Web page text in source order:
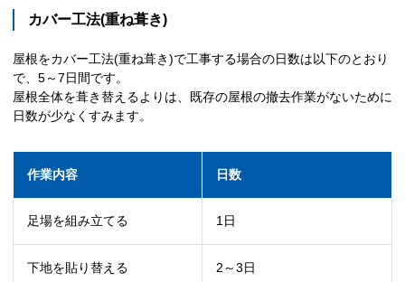
カバー工法(重ね葺き)
屋根をカバー工法(重ね葺き)で工事する場合の日数は以下のとおり
で、5～7日間です。
屋根全体を葺き替えるよりは、既存の屋根の撤去作業がないために
日数が少なくすみます。
作業内容 日数
足場を組み立てる 1日
下地を貼り替える 2～3日